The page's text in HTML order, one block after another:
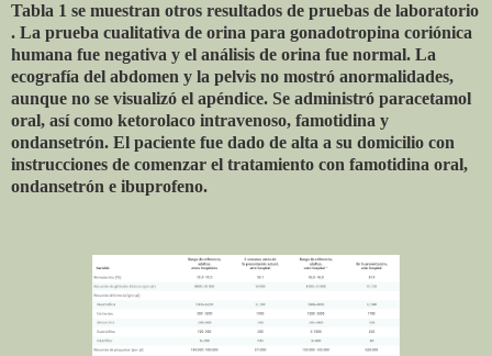
Tabla 1 se muestran otros resultados de pruebas de laboratorio
. La prueba cualitativa de orina para gonadotropina coriónica
humana fue negativa y el análisis de orina fue normal. La
ecografía del abdomen y la pelvis no mostró anormalidades,
aunque no se visualizó el apéndice. Se administró paracetamol
oral, así como ketorolaco intravenoso, famotidina y
ondansetrón. El paciente fue dado de alta a su domicilio con
instrucciones de comenzar el tratamiento con famotidina oral,
ondansetrón e ibuprofeno.